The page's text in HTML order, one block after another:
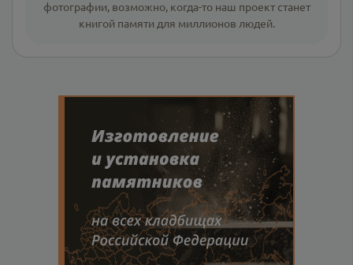
фотографии, возможно, когда-то наш проект станет
книгой памяти для миллионов людей.